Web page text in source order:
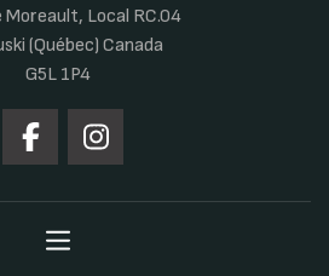
Moreault, Local RC.04
(Québec) Canada
G5L 1P4